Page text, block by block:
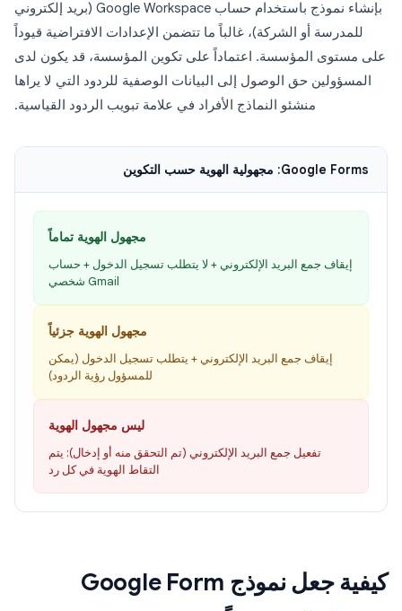
بإنشاء نموذج باستخدام حساب Google Workspace (بريد إلكتروني
للمدرسة أو الشركة)، غالباً ما تتضمن الإعدادات الافتراضية قيوداً
على مستوى المؤسسة. اعتماداً على تكوين المؤسسة، قد يكون لدى
المسؤولين حق الوصول إلى البيانات الوصفية للردود التي لا يراها
منشئو النماذج الأفراد في علامة تبويب الردود القياسية.
Google Forms: مجهولية الهوية حسب التكوين
مجهول الهوية تماماً
إيقاف جمع البريد الإلكتروني + لا يتطلب تسجيل الدخول + حساب
Gmail شخصي
مجهول الهوية جزئياً
إيقاف جمع البريد الإلكتروني + يتطلب تسجيل الدخول (يمكن
للمسؤول رؤية الردود)
ليس مجهول الهوية
تفعيل جمع البريد الإلكتروني (تم التحقق منه أو إدخال): يتم
التقاط الهوية في كل رد
كيفية جعل نموذج Google Form